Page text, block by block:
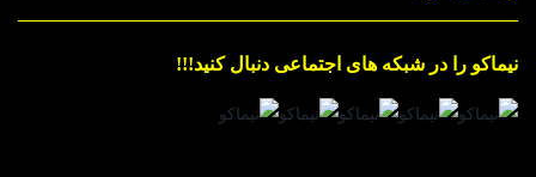
نیماکو را در شبکه های اجتماعی دنبال کنید!!!